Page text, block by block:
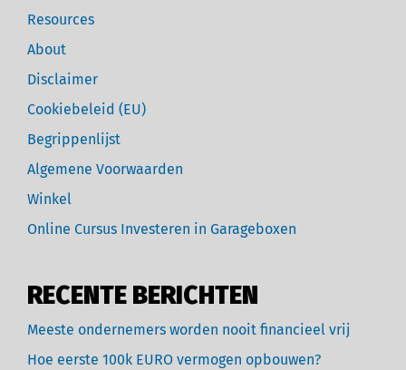
Resources
About
Disclaimer
Cookiebeleid (EU)
Begrippenlijst
Algemene Voorwaarden
Winkel
Online Cursus Investeren in Garageboxen
RECENTE BERICHTEN
Meeste ondernemers worden nooit financieel vrij
Hoe eerste 100k EURO vermogen opbouwen?